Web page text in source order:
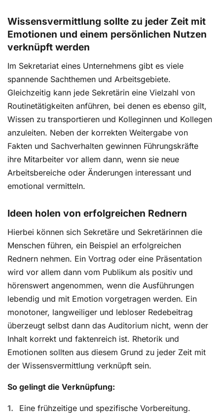
Wissensvermittlung sollte zu jeder Zeit mit
Emotionen und einem persönlichen Nutzen
verknüpft werden
Im Sekretariat eines Unternehmens gibt es viele
spannende Sachthemen und Arbeitsgebiete.
Gleichzeitig kann jede Sekretärin eine Vielzahl von
Routinetätigkeiten anführen, bei denen es ebenso gilt,
Wissen zu transportieren und Kolleginnen und Kollegen
anzuleiten. Neben der korrekten Weitergabe von
Fakten und Sachverhalten gewinnen Führungskräfte
ihre Mitarbeiter vor allem dann, wenn sie neue
Arbeitsbereiche oder Änderungen interessant und
emotional vermitteln.
Ideen holen von erfolgreichen Rednern
Hierbei können sich Sekretäre und Sekretärinnen die
Menschen führen, ein Beispiel an erfolgreichen
Rednern nehmen. Ein Vortrag oder eine Präsentation
wird vor allem dann vom Publikum als positiv und
hörenswert angenommen, wenn die Ausführungen
lebendig und mit Emotion vorgetragen werden. Ein
monotoner, langweiliger und lebloser Redebeitrag
überzeugt selbst dann das Auditorium nicht, wenn der
Inhalt korrekt und faktenreich ist. Rhetorik und
Emotionen sollten aus diesem Grund zu jeder Zeit mit
der Wissensvermittlung verknüpft sein.
So gelingt die Verknüpfung:
Eine frühzeitige und spezifische Vorbereitung.